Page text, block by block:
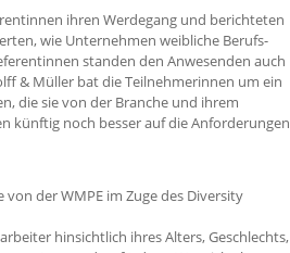
ihren Werdegang und berichteten
wie Unternehmen weibliche Berufs-
standen den Anwesenden auch
& Müller bat die Teilnehmerinnen um ein
die sie von der Branche und ihrem
künftig noch besser auf die Anforderungen
der WMPE im Zuge des Diversity
hinsichtlich ihres Alters, Geschlechts,